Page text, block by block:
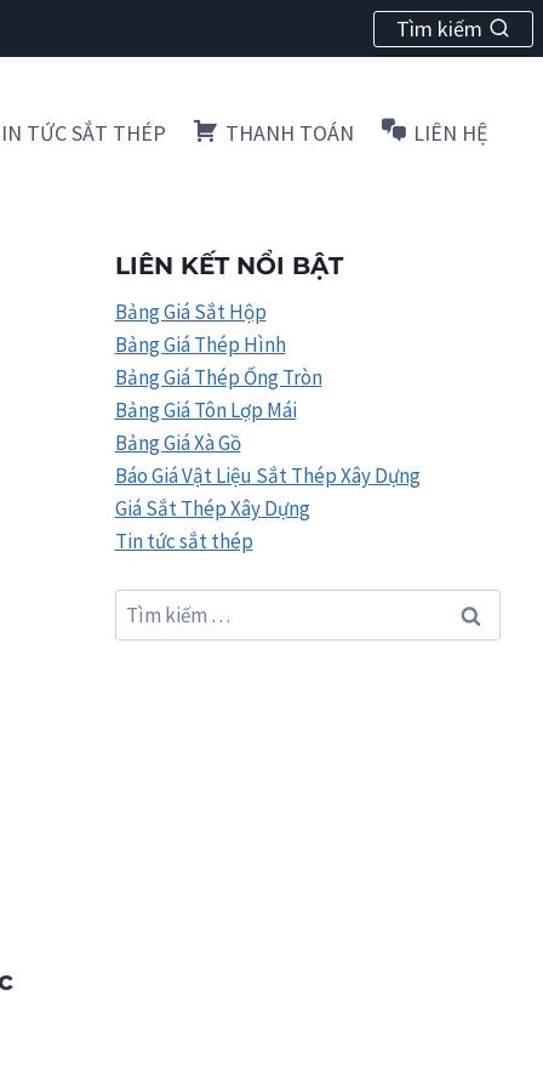
Tìm kiếm
TỨC SẮT THÉP THANH TOÁN LIÊN HỆ
LIÊN KẾT NỔI BẬT
Bảng Giá Sắt Hộp
Bảng Giá Thép Hình
Bảng Giá Thép Ống Tròn
Bảng Giá Tôn Lợp Mái
Bảng Giá Xà Gồ
Báo Giá Vật Liệu Sắt Thép Xây Dựng
Giá Sắt Thép Xây Dựng
Tin tức sắt thép
Tìm
kiếm